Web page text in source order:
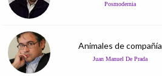
Posmodernia
Animales de compañía
Juan Manuel De Prada